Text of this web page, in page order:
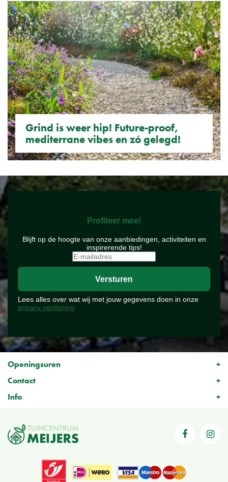
Grind is weer hip! Future-proof,
mediterrane vibes en zó gelegd!
Profiteer mee!
Blijft op de hoogte van onze aanbiedingen, activiteiten en
inspirerende tips!
Lees alles over wat wij met jouw gegevens doen in onze
privacy verklaring
Openingsuren
Contact
Info